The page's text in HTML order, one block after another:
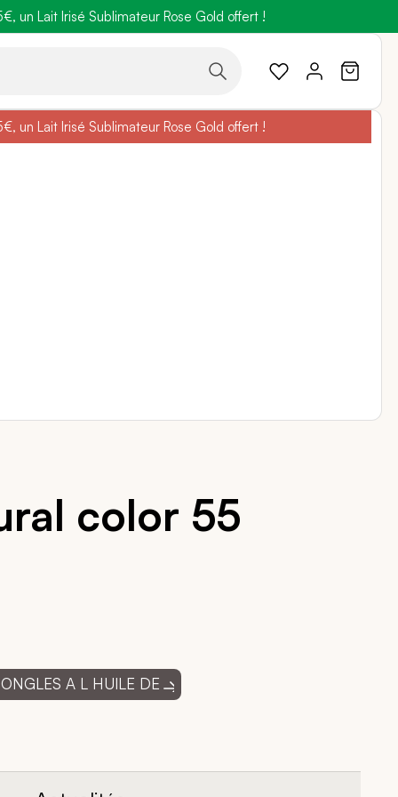
BELLEBIO
un Lait Irisé Sublimateur Rose Gold offert !
BELLEBIO
un Lait Irisé Sublimateur Rose Gold offert !
color 55
A L HUILE DE